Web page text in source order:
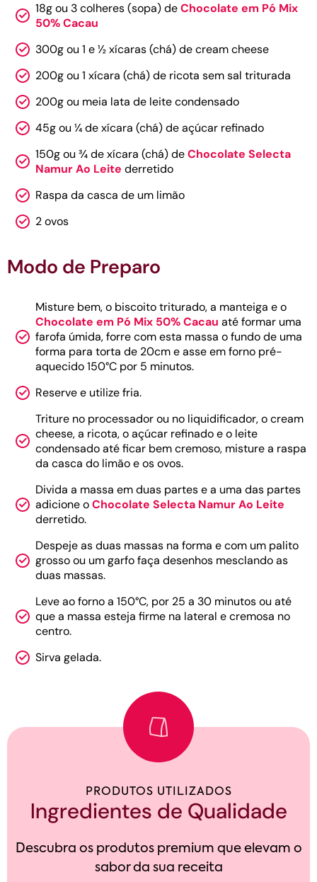
18g ou 3 colheres (sopa) deChocolate em Pó Mix
50% Cacau
300g ou 1 e ½ xícaras (chá) de cream cheese
200g ou 1 xícara (chá) de ricota sem sal triturada
200g ou meia lata de leite condensado
45g ou ¼ de xícara (chá) de açúcar refinado
150g ou ¾ de xícara (chá) deChocolate Selecta
Namur Ao Leite derretido
Raspa da casca de um limão
2 ovos
Modo de Preparo
Misture bem, o biscoito triturado, a manteiga e o
Chocolate em Pó Mix 50% Cacau até formar uma
farofa úmida, forre com esta massa o fundo de uma
forma para torta de 20cm e asse em forno pré-
aquecido 150°C por 5 minutos.
Reserve e utilize fria.
Triture no processador ou no liquidificador, o cream
cheese, a ricota, o açúcar refinado e o leite
condensado até ficar bem cremoso, misture a raspa
da casca do limão e os ovos.
Divida a massa em duas partes e a uma das partes
adicione oChocolate Selecta Namur Ao Leite
derretido.
Despeje as duas massas na forma e com um palito
grosso ou um garfo faça desenhos mesclando as
duas massas.
Leve ao forno a 150°C, por 25 a 30 minutos ou até
que a massa esteja firme na lateral e cremosa no
centro.
Sirva gelada.
PRODUTOS UTILIZADOS
Ingredientes de Qualidade
Descubra os produtos premium que elevam o
sabor da sua receita